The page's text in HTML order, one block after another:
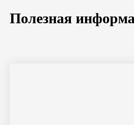
Полезная